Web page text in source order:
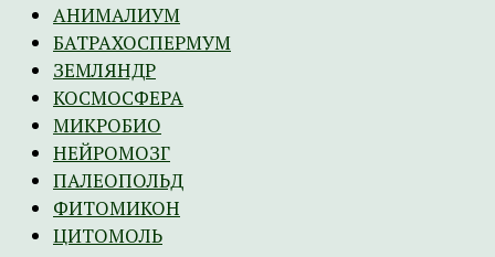
АНИМАЛИУМ
БАТРАХОСПЕРМУМ
ЗЕМЛЯНДР
КОСМОСФЕРА
МИКРОБИО
НЕЙРОМОЗГ
ПАЛЕОПОЛЬД
ФИТОМИКОН
ЦИТОМОЛЬ